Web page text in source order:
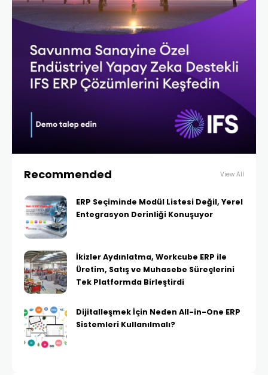
Recommended View All
ERP Seçiminde Modül Listesi Değil, Yerel
Entegrasyon Derinliği Konuşuyor
İkizler Aydınlatma, Workcube ERP ile
Üretim, Satış ve Muhasebe Süreçlerini
Tek Platformda Birleştirdi
Dijitalleşmek İçin Neden All-in-One ERP
Sistemleri Kullanılmalı?